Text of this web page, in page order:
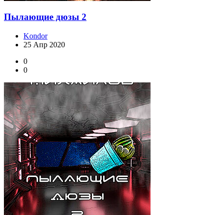
Пылающие дюзы 2
Kondor
25 Апр 2020
0
0